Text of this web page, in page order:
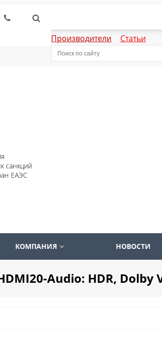
Производители Статьи
санкций
ЕАЭС
КОМПАНИЯ НОВОСТИ
Audio: HDR, Dolby